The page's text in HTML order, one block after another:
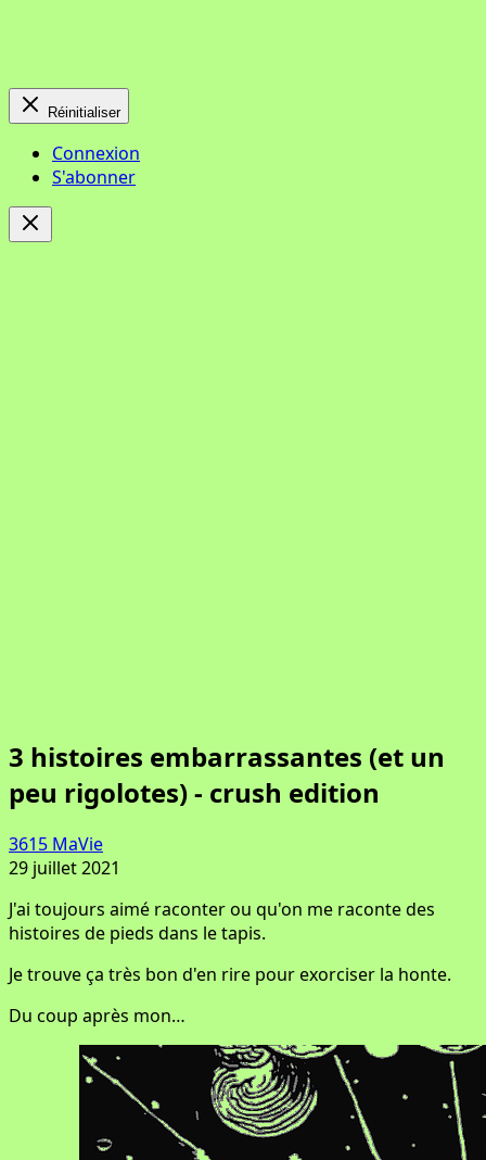
Réinitialiser
Connexion
S'abonner
3 histoires embarrassantes (et un
peu rigolotes) - crush edition
3615 MaVie
29 juillet 2021
J'ai toujours aimé raconter ou qu'on me raconte des
histoires de pieds dans le tapis.
Je trouve ça très bon d'en rire pour exorciser la honte.
Du coup après mon…